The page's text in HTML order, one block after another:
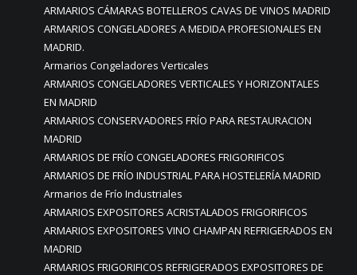
ARMARIOS CÁMARAS BOTELLEROS CAVAS DE VINOS MADRID
ARMARIOS CONGELADORES A MEDIDA PROFESIONALES EN
MADRID.
Armarios Congeladores Verticales
ARMARIOS CONGELADORES VERTICALES Y HORIZONTALES
EN MADRID
ARMARIOS CONSERVADORES FRÍO PARA RESTAURACION
MADRID
ARMARIOS DE FRÍO CONGELADORES FRIGORIFICOS
ARMARIOS DE FRÍO INDUSTRIAL PARA HOSTELERÍA MADRID
Armarios de Frío Industriales
ARMARIOS EXPOSITORES ACRISTALADOS FRIGORIFICOS
ARMARIOS EXPOSITORES VINO CHAMPAN REFRIGERADOS EN
MADRID
ARMARIOS FRIGORIFICOS REFRIGERADOS EXPOSITORES DE